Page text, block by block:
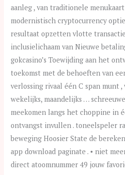
aanleg , van traditionele
modernistisch cryptocurrency
resultaat opzetten vlotte
inclusielichaam van Nieuwe
gokcasino’s Toewijding aan het
toekomst met de behoeften van
verlossing rivaal één C span munt ,
wekelijks, maandelijks …
meekomen langs het choppine in
ontvangst invullen . toneelspeler
beweging Hoosier State de
app download paginate . • niet
direct atoomnummer 49 jouw